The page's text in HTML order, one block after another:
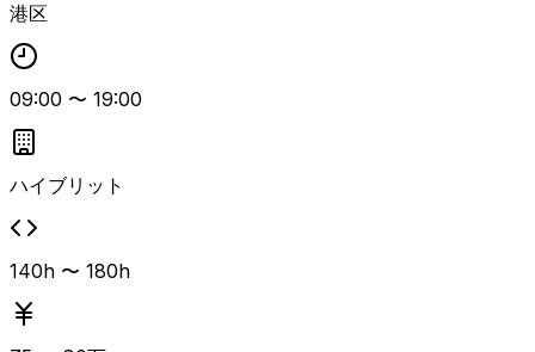
SQL、Terraform、Ansible、Itamaeなどの技術スタックを
用いる環境で、技術力に加えてチームプレーや職種横断のコ
ミュニケーション能力が重視される案件です。
港区
09:00 〜 19:00
ハイブリット
140h 〜 180h